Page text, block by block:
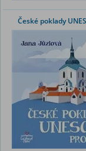
České poklady